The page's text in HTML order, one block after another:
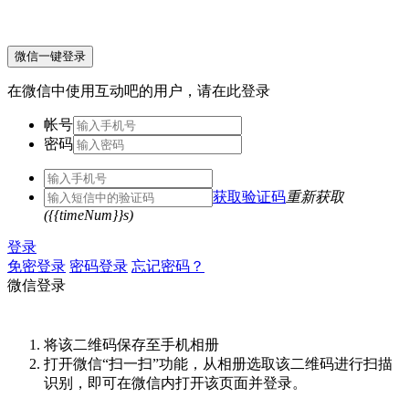
微信一键登录
在微信中使用互动吧的用户，请在此登录
帐号
密码
获取验证码重新获取
({{timeNum}}s)
登录
免密登录 密码登录 忘记密码？
微信登录
将该二维码保存至手机相册
打开微信“扫一扫”功能，从相册选取该二维码进行扫描
识别，即可在微信内打开该页面并登录。